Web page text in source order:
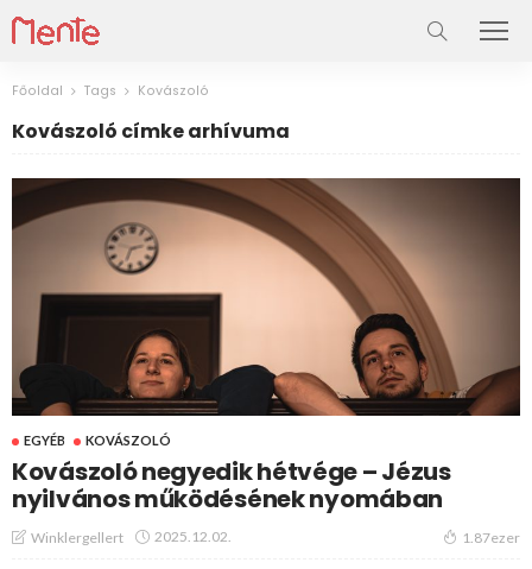
Főoldal Tags Kovászoló
Kovászoló címke arhívuma
EGYÉB KOVÁSZOLÓ
Kovászoló negyedik hétvége – Jézus
nyilvános működésének nyomában
Winklergellert 2025.12.02. 1.87ezer